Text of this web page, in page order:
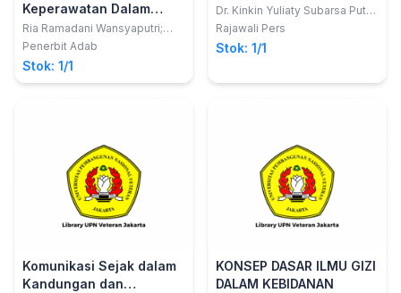
Keperawatan Dalam
Perawatan Anak Dengan
Kanker
Ria Ramadani Wansyaputri;
Meri Neherta; Ira Mulya Sari
Penerbit Adab
Stok: 1/1
Dr. Kinkin Yuliaty Subarsa Putri,
M.Si., CICS., CPR.; Dr. Elisabeth
Nugraheni P, M.Si., CICS; Dr.
Saparuddin MukHTAR, M.Si
Rajawali Pers
Stok: 1/1
Komunikasi Sejak dalam
Kandungan dan
KONSEP DASAR ILMU GIZI
DALAM KEBIDANAN